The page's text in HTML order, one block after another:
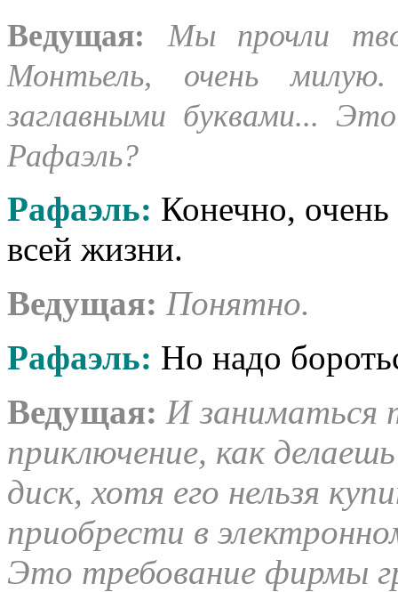
Ведущая:
Мы прочли
Монтьель, очень
заглавными буквами...
Рафаэль?
Рафаэль: Конечно,
всей жизни.
Ведущая: Понятно.
Рафаэль: Но надо
Ведущая: И заниматься
приключение, как
диск, хотя его нельзя
приобрести в
Это требование фирмы